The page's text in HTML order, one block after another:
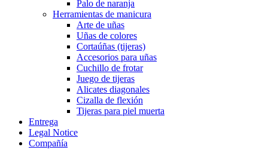
Palo de naranja
Herramientas de manicura
Arte de uñas
Uñas de colores
Cortaúñas (tijeras)
Accesorios para uñas
Cuchillo de frotar
Juego de tijeras
Alicates diagonales
Cizalla de flexión
Tijeras para piel muerta
Entrega
Legal Notice
Compañía